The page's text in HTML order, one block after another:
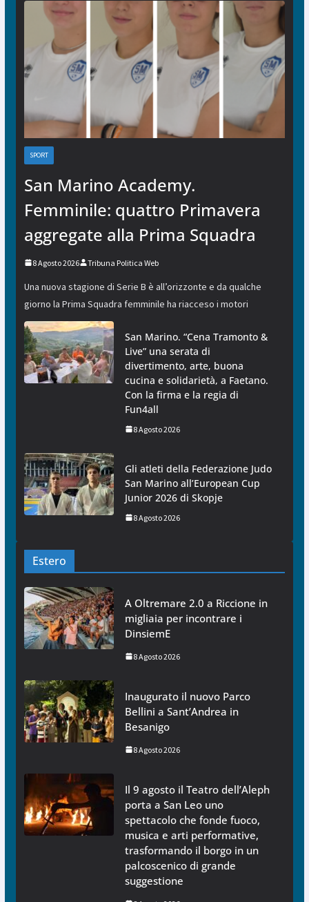
SPORT
San Marino Academy.
Femminile: quattro Primavera
aggregate alla Prima Squadra
8 Agosto 2026 Tribuna Politica Web
Una nuova stagione di Serie B è all’orizzonte e da qualche
giorno la Prima Squadra femminile ha riacceso i motori
San Marino. “Cena Tramonto &
Live” una serata di
divertimento, arte, buona
cucina e solidarietà, a Faetano.
Con la firma e la regia di
Fun4all
8 Agosto 2026
Gli atleti della Federazione Judo
San Marino all’European Cup
Junior 2026 di Skopje
8 Agosto 2026
Estero
A Oltremare 2.0 a Riccione in
migliaia per incontrare i
DinsiemE
8 Agosto 2026
Inaugurato il nuovo Parco
Bellini a Sant’Andrea in
Besanigo
8 Agosto 2026
Il 9 agosto il Teatro dell’Aleph
porta a San Leo uno
spettacolo che fonde fuoco,
musica e arti performative,
trasformando il borgo in un
palcoscenico di grande
suggestione